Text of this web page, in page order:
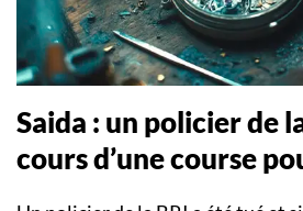
Saida : un policier de
cours d’une course